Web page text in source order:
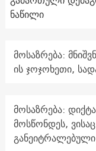
ნაწილი
მოსაზრება:
ის ჯოჯოხეთი,
მოსაზრება:
მოსწონდეს,
განეიტრალებული